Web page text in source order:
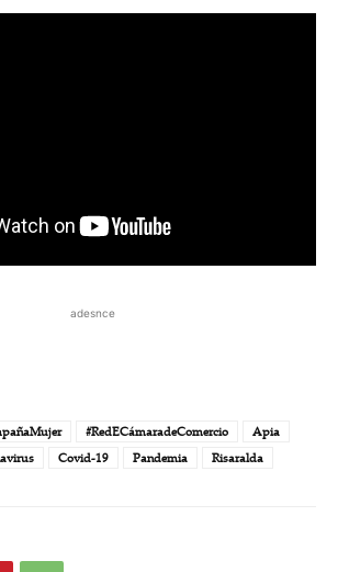
adesnce
#RedECámaradeComercio
Apia
Covid-19 Pandemia Risaralda